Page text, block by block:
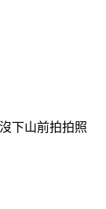
下山前拍拍照